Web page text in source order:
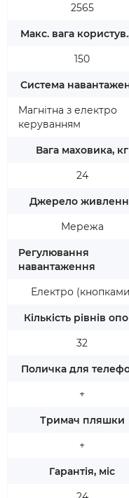
2565
Макс. вага
150
Система
Магнітна з електро
керуванням
Вага маховика, кг
24
Джерело
Мережа
Регулювання
навантаження
Електро
Кількість рівнів
32
Поличка для
+
Тримач пляшки
+
Гарантія, міс